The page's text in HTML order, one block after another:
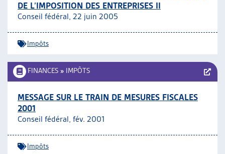
DE L’IMPOSITION DES ENTREPRISES II
Conseil fédéral, 22 juin 2005
Impôts
FINANCES » IMPÔTS
MESSAGE SUR LE TRAIN DE MESURES FISCALES
2001
Conseil fédéral, fév. 2001
Impôts